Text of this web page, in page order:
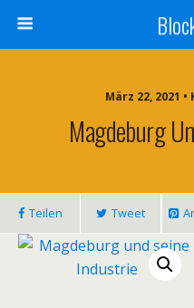
März 22, 2021
Magdeburg
Teilen Tweet